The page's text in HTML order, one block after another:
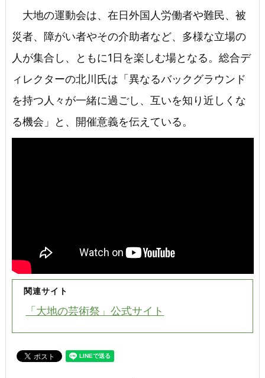
大地の運動会は、在日外国人労働者や難民、被
災者、障がい者やその介助者など、多様な立場の
人が集合し、ともに1日を楽しむ場となる。総合デ
ィレクターの北川氏は「異なるバックグラウンド
を持つ人々が一緒に過ごし、互いを知り近しくな
る機会」と、開催意義を伝えている。
関連サイト
「大地の芸術祭」公式サイト